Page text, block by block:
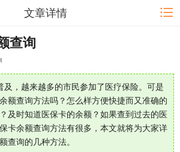
文章详情
查询
及，越来越多的市民参加了医疗保险。可是
额查询方法吗？怎么样方便快捷而又准确的
及时知道医保卡的余额？如果查到过去的医
卡余额查询方法有很多，本文就将为大家详
查询的几种方法。